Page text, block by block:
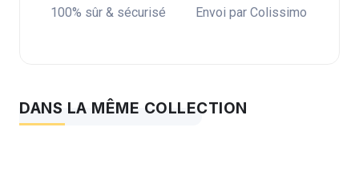
100% sûr & sécurisé Envoi par Colissimo
DANS LA MÊME COLLECTION